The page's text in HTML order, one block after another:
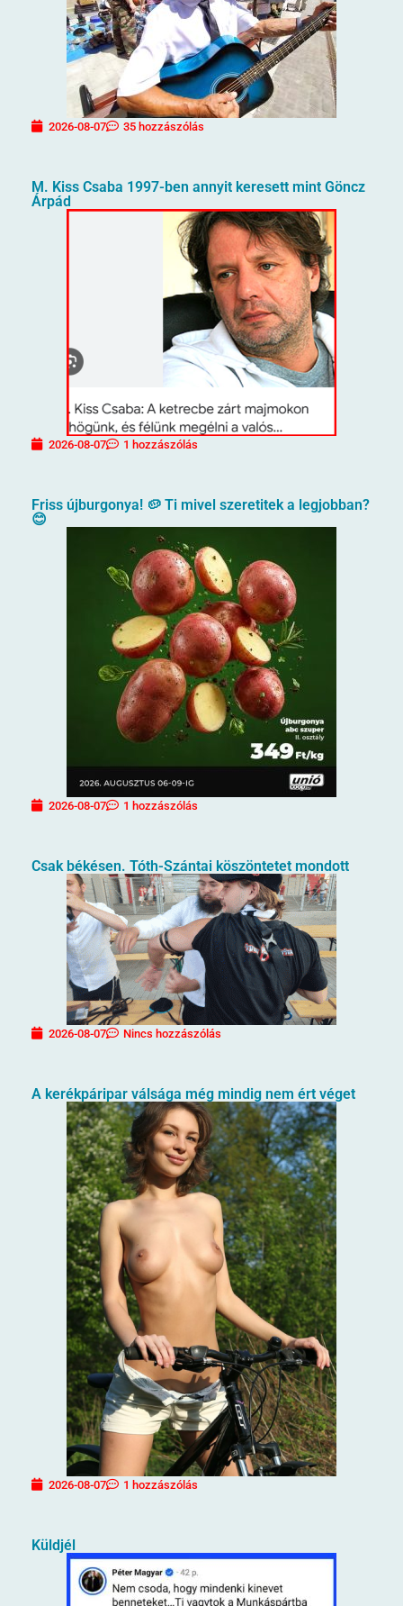
2026-08-07 35 hozzászólás
M. Kiss Csaba 1997-ben annyit keresett mint Göncz
Árpád
2026-08-07 1 hozzászólás
Friss újburgonya! 🥔 Ti mivel szeretitek a legjobban?
😊
2026-08-07 1 hozzászólás
Csak békésen. Tóth-Szántai köszöntetet mondott
2026-08-07 Nincs hozzászólás
A kerékpáripar válsága még mindig nem ért véget
2026-08-07 1 hozzászólás
Küldjél